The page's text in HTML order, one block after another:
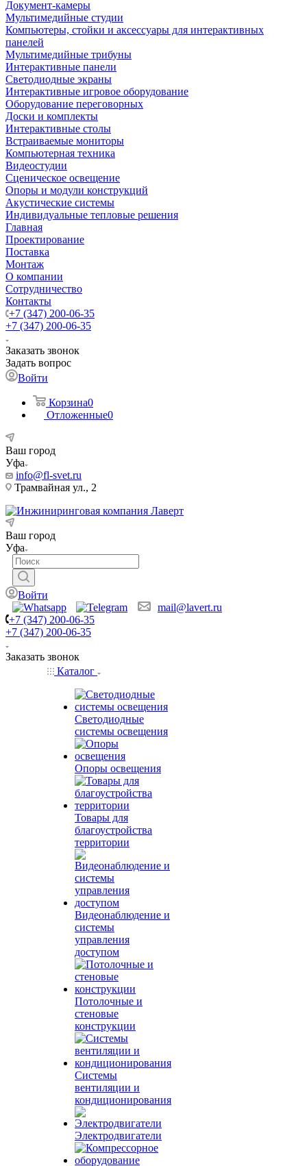
Документ-камеры
Мультимедийные студии
Компьютеры, стойки и аксессуары для интерактивных
панелей
Мультимедийные трибуны
Интерактивные панели
Светодиодные экраны
Интерактивные игровое оборудование
Оборудование переговорных
Доски и комплекты
Интерактивные столы
Встраиваемые мониторы
Компьютерная техника
Видеостудии
Cценическое освещение
Опоры и модули конструкций
Акустические системы
Индивидуальные тепловые решения
Главная
Проектирование
Поставка
Монтаж
О компании
Сотрудничество
Контакты
+7 (347) 200-06-35
+7 (347) 200-06-35
Заказать звонок
Задать вопрос
Войти
Корзина0
Отложенные0
Ваш город
Уфа
info@fl-svet.ru
Трамвайная ул., 2
Ваш город
Уфа
Войти
mail@lavert.ru
+7 (347) 200-06-35
+7 (347) 200-06-35
Заказать звонок
Каталог
Светодиодные
системы освещения
Опоры освещения
Товары для
благоустройства
территории
Видеонаблюдение и
системы
управления
доступом
Потолочные и
стеновые
конструкции
Системы
вентиляции и
кондиционирования
Электродвигатели